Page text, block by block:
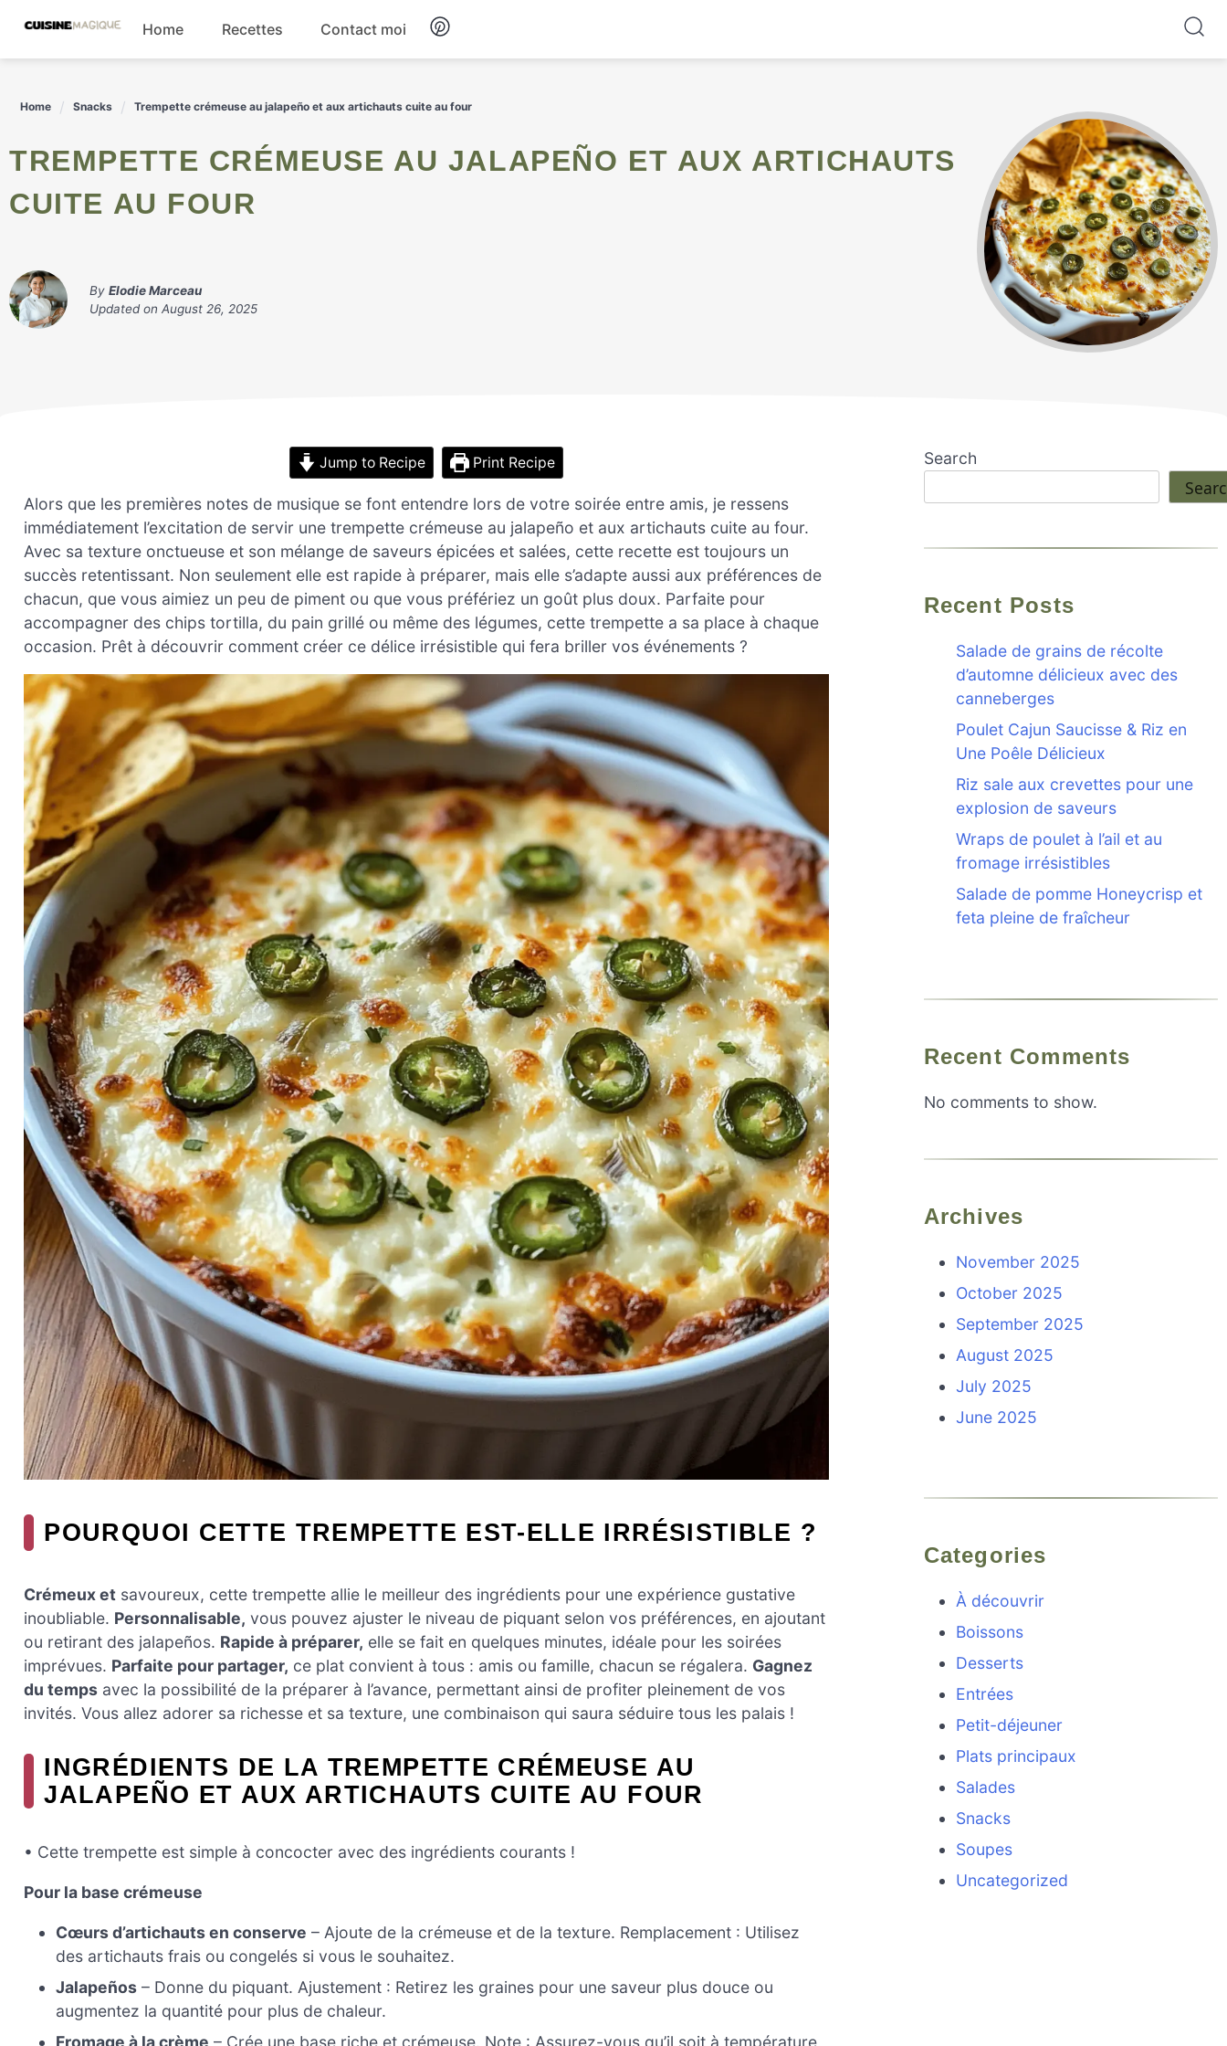
content
Home Recettes Contact moi
Home Snacks Trempette crémeuse au jalapeño et aux artichauts cuite au four
TREMPETTE CRÉMEUSE AU JALAPEÑO ET AUX ARTICHAUTS
CUITE AU FOUR
By Elodie Marceau
Updated on August 26, 2025
Jump to Recipe Print Recipe
Alors que les premières notes de musique se font entendre lors de votre soirée entre amis, je ressens
immédiatement l’excitation de servir une trempette crémeuse au jalapeño et aux artichauts cuite au four.
Avec sa texture onctueuse et son mélange de saveurs épicées et salées, cette recette est toujours un
succès retentissant. Non seulement elle est rapide à préparer, mais elle s’adapte aussi aux préférences de
chacun, que vous aimiez un peu de piment ou que vous préfériez un goût plus doux. Parfaite pour
accompagner des chips tortilla, du pain grillé ou même des légumes, cette trempette a sa place à chaque
occasion. Prêt à découvrir comment créer ce délice irrésistible qui fera briller vos événements ?
POURQUOI CETTE TREMPETTE EST-ELLE IRRÉSISTIBLE ?
Crémeux et savoureux, cette trempette allie le meilleur des ingrédients pour une expérience gustative
inoubliable. Personnalisable, vous pouvez ajuster le niveau de piquant selon vos préférences, en ajoutant
ou retirant des jalapeños. Rapide à préparer, elle se fait en quelques minutes, idéale pour les soirées
imprévues. Parfaite pour partager, ce plat convient à tous : amis ou famille, chacun se régalera. Gagnez
du temps avec la possibilité de la préparer à l’avance, permettant ainsi de profiter pleinement de vos
invités. Vous allez adorer sa richesse et sa texture, une combinaison qui saura séduire tous les palais !
INGRÉDIENTS DE LA TREMPETTE CRÉMEUSE AU
JALAPEÑO ET AUX ARTICHAUTS CUITE AU FOUR
• Cette trempette est simple à concocter avec des ingrédients courants !
Pour la base crémeuse
Cœurs d’artichauts en conserve – Ajoute de la crémeuse et de la texture. Remplacement : Utilisez
des artichauts frais ou congelés si vous le souhaitez.
Jalapeños – Donne du piquant. Ajustement : Retirez les graines pour une saveur plus douce ou
augmentez la quantité pour plus de chaleur.
Fromage à la crème – Crée une base riche et crémeuse. Note : Assurez-vous qu’il soit à température
Search
Recent Posts
Salade de grains de récolte
d’automne délicieux avec des
canneberges
Poulet Cajun Saucisse & Riz en
Une Poêle Délicieux
Riz sale aux crevettes pour une
explosion de saveurs
Wraps de poulet à l’ail et au
fromage irrésistibles
Salade de pomme Honeycrisp et
feta pleine de fraîcheur
Recent Comments
No comments to show.
Archives
November 2025
October 2025
September 2025
August 2025
July 2025
June 2025
Categories
À découvrir
Boissons
Desserts
Entrées
Petit-déjeuner
Plats principaux
Salades
Snacks
Soupes
Uncategorized